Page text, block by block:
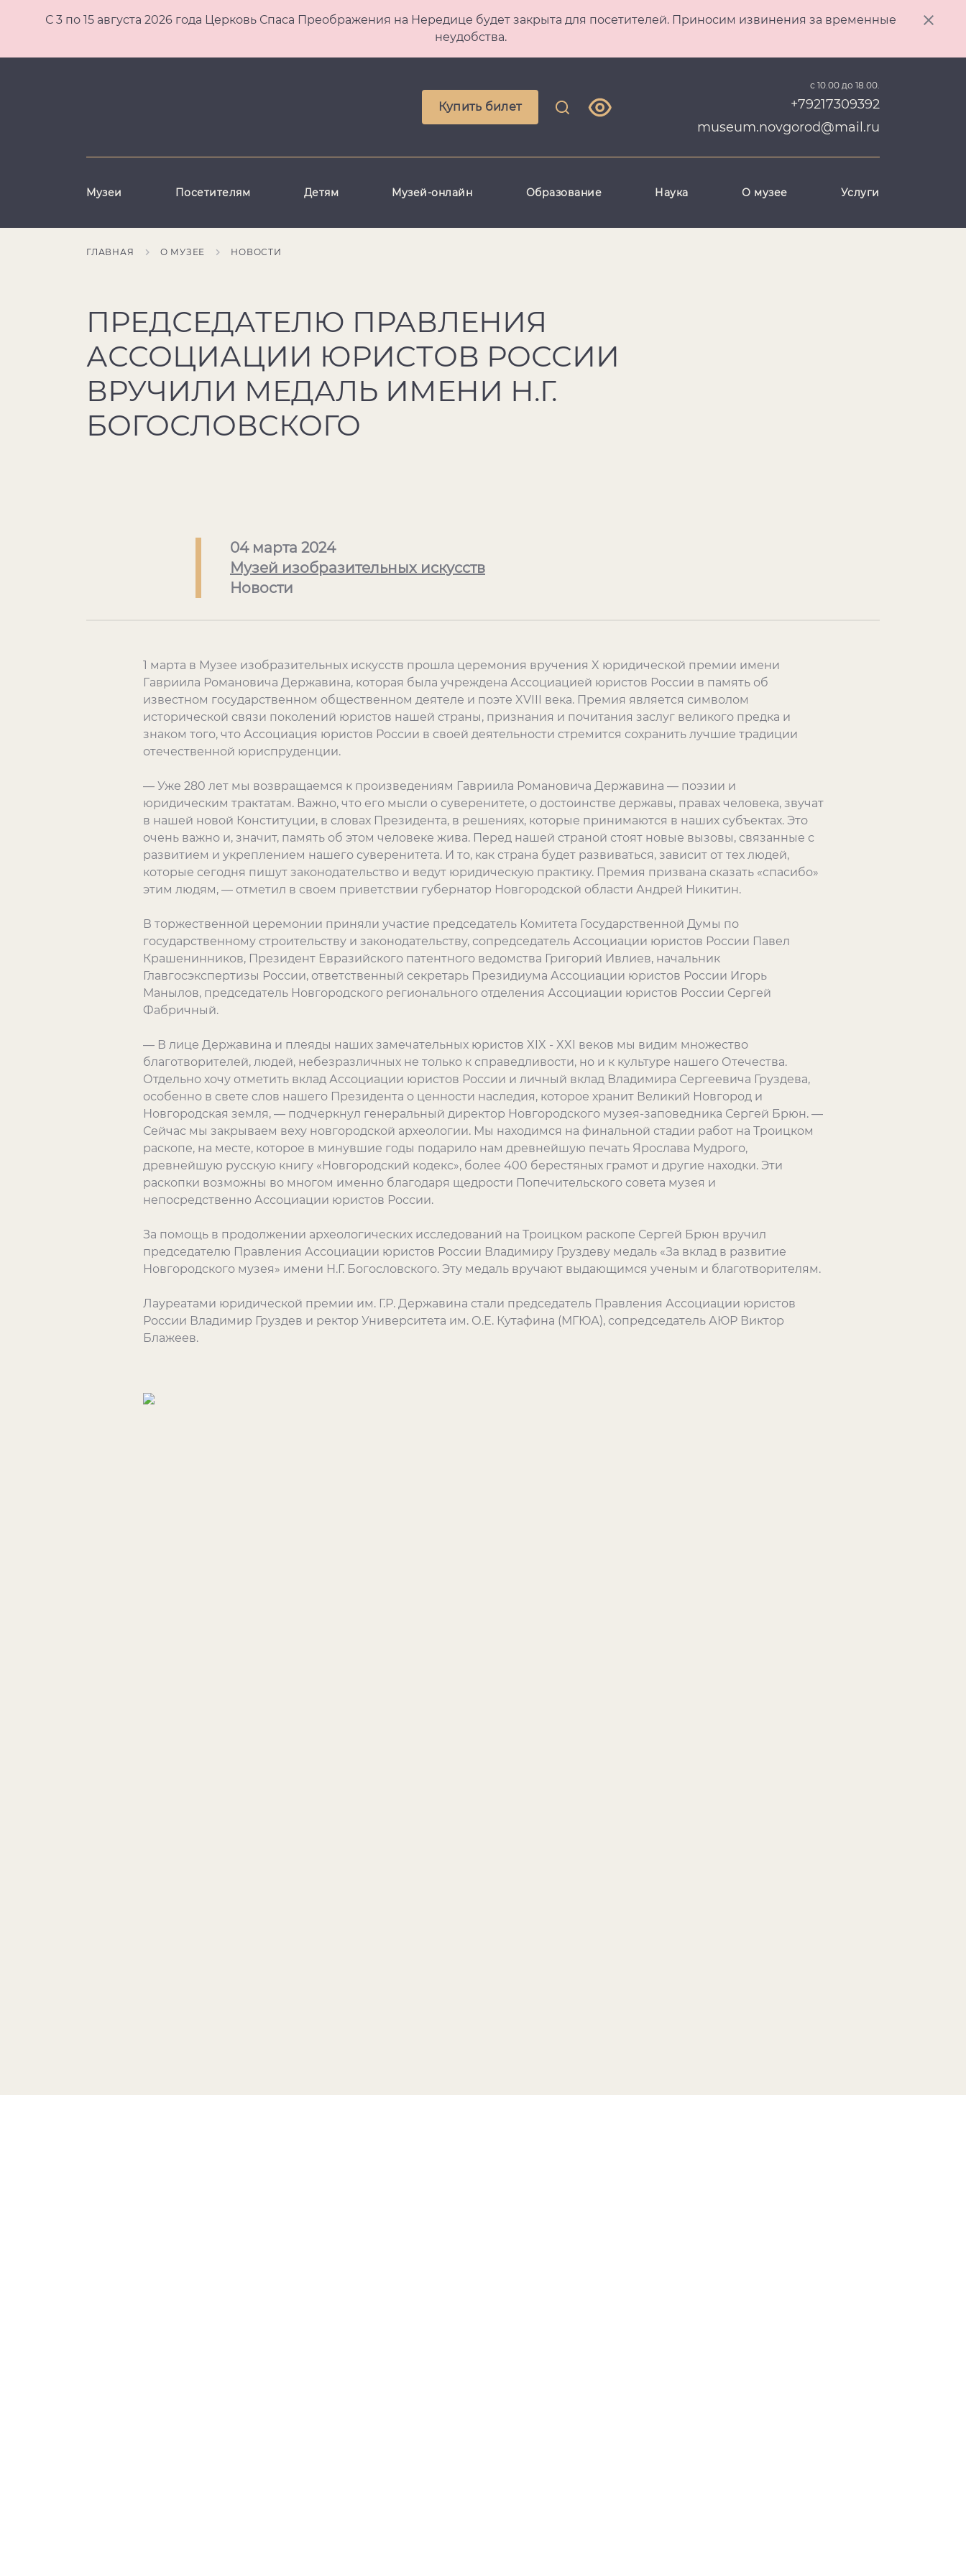
С 3 по 15 августа 2026 года Церковь Спаса Преображения на Нередице будет закрыта для посетителей. Приносим извинения за временные
неудобства.
Купить билет
с 10.00 до 18.00.
+79217309392
museum.novgorod@mail.ru
Музеи Посетителям Детям Музей-онлайн Образование Наука О музее Услуги
ГЛАВНАЯ О МУЗЕЕ НОВОСТИ
ПРЕДСЕДАТЕЛЮ ПРАВЛЕНИЯ
АССОЦИАЦИИ ЮРИСТОВ РОССИИ
ВРУЧИЛИ МЕДАЛЬ ИМЕНИ Н.Г.
БОГОСЛОВСКОГО
04 марта 2024
Музей изобразительных искусств
Новости
1 марта в Музее изобразительных искусств прошла церемония вручения X юридической премии имени
Гавриила Романовича Державина, которая была учреждена Ассоциацией юристов России в память об
известном государственном общественном деятеле и поэте XVIII века. Премия является символом
исторической связи поколений юристов нашей страны, признания и почитания заслуг великого предка и
знаком того, что Ассоциация юристов России в своей деятельности стремится сохранить лучшие традиции
отечественной юриспруденции.
— Уже 280 лет мы возвращаемся к произведениям Гавриила Романовича Державина — поэзии и
юридическим трактатам. Важно, что его мысли о суверенитете, о достоинстве державы, правах человека, звучат
в нашей новой Конституции, в словах Президента, в решениях, которые принимаются в наших субъектах. Это
очень важно и, значит, память об этом человеке жива. Перед нашей страной стоят новые вызовы, связанные с
развитием и укреплением нашего суверенитета. И то, как страна будет развиваться, зависит от тех людей,
которые сегодня пишут законодательство и ведут юридическую практику. Премия призвана сказать «спасибо»
этим людям, — отметил в своем приветствии губернатор Новгородской области Андрей Никитин.
В торжественной церемонии приняли участие председатель Комитета Государственной Думы по
государственному строительству и законодательству, сопредседатель Ассоциации юристов России Павел
Крашенинников, Президент Евразийского патентного ведомства Григорий Ивлиев, начальник
Главгосэкспертизы России, ответственный секретарь Президиума Ассоциации юристов России Игорь
Манылов, председатель Новгородского регионального отделения Ассоциации юристов России Сергей
Фабричный.
— В лице Державина и плеяды наших замечательных юристов XIX - XXI веков мы видим множество
благотворителей, людей, небезразличных не только к справедливости, но и к культуре нашего Отечества.
Отдельно хочу отметить вклад Ассоциации юристов России и личный вклад Владимира Сергеевича Груздева,
особенно в свете слов нашего Президента о ценности наследия, которое хранит Великий Новгород и
Новгородская земля, — подчеркнул генеральный директор Новгородского музея-заповедника Сергей Брюн. —
Сейчас мы закрываем веху новгородской археологии. Мы находимся на финальной стадии работ на Троицком
раскопе, на месте, которое в минувшие годы подарило нам древнейшую печать Ярослава Мудрого,
древнейшую русскую книгу «Новгородский кодекс», более 400 берестяных грамот и другие находки. Эти
раскопки возможны во многом именно благодаря щедрости Попечительского совета музея и
непосредственно Ассоциации юристов России.
За помощь в продолжении археологических исследований на Троицком раскопе Сергей Брюн вручил
председателю Правления Ассоциации юристов России Владимиру Груздеву медаль «За вклад в развитие
Новгородского музея» имени Н.Г. Богословского. Эту медаль вручают выдающимся ученым и благотворителям.
Лауреатами юридической премии им. Г.Р. Державина стали председатель Правления Ассоциации юристов
России Владимир Груздев и ректор Университета им. О.Е. Кутафина (МГЮА), сопредседатель АЮР Виктор
Блажеев.